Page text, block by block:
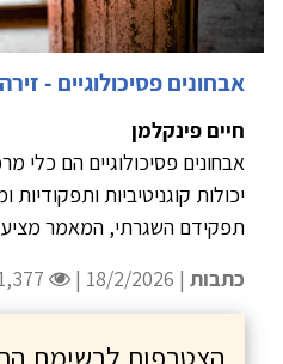
אבחונים פסיכולוגיים -
חיים פינקלמן
אבחונים פסיכולוגיים הם כלי
יכולות קוגניטיביות ותפקודיות
תפקידם השגרתי, המאמר
כתבות | 18/2/2026 |